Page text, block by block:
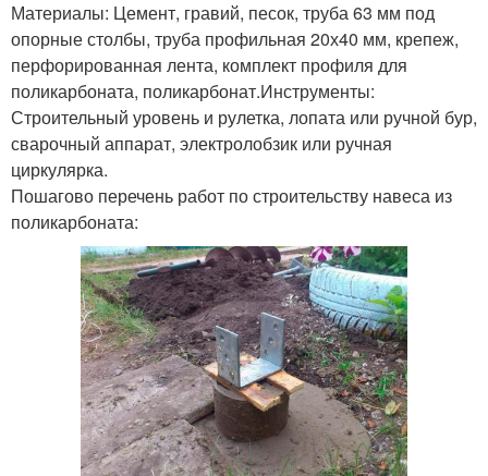
Материалы: Цемент, гравий, песок, труба 63 мм под
опорные столбы, труба профильная 20х40 мм, крепеж,
перфорированная лента, комплект профиля для
поликарбоната, поликарбонат.Инструменты:
Строительный уровень и рулетка, лопата или ручной бур,
сварочный аппарат, электролобзик или ручная
циркулярка.
Пошагово перечень работ по строительству навеса из
поликарбоната: